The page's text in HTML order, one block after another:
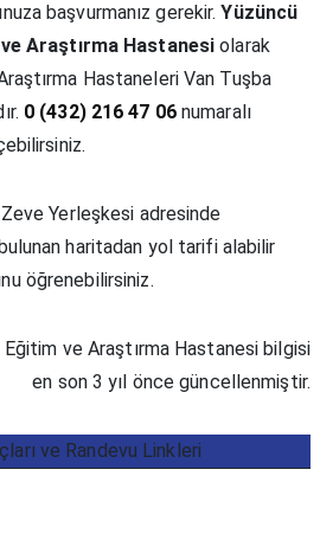
başvurmanız gerekir.Yüzüncü
Araştırma Hastanesi olarak
Hastaneleri Van Tuşba
0 (432) 216 47 06numaralı
Yerleşkesi adresinde
haritadan yol tarifi alabilir
öğrenebilirsiniz.
Eğitim ve Araştırma Hastanesi bilgisi
en son 3 yıl önce güncellenmiştir.
ve Randevu Linkleri